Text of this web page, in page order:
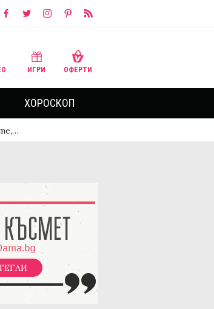
ИГРИ ОФЕРТИ
ХОРОСКОП